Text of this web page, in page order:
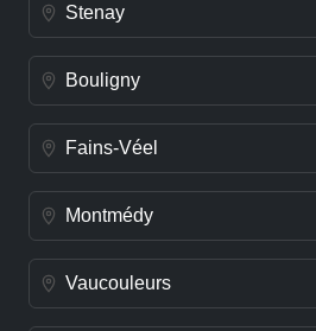
Stenay
Bouligny
Fains-Véel
Montmédy
Vaucouleurs